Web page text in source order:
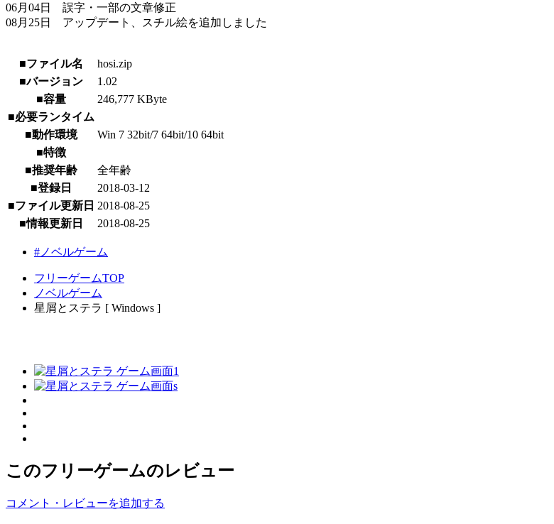
06月04日 誤字・一部の文章修正
08月25日 アップデート、スチル絵を追加しました
■ファイル名
hosi.zip
■バージョン
1.02
■容量
246,777 KByte
■必要ランタイム
■動作環境
Win 7 32bit/7 64bit/10 64bit
■特徴
■推奨年齢
全年齢
■登録日
2018-03-12
■ファイル更新日 2018-08-25
■情報更新日
2018-08-25
#ノベルゲーム
フリーゲームTOP
ノベルゲーム
星屑とステラ [ Windows ]
このフリーゲームのレビュー
コメント・レビューを追加する